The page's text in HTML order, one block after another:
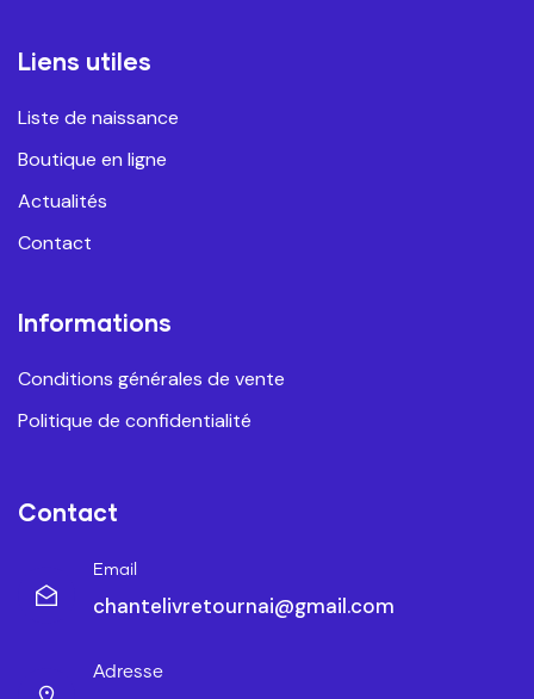
Liens utiles
Liste de naissance
Boutique en ligne
Actualités
Contact
Informations
Conditions générales de vente
Politique de confidentialité
Contact
Email
chantelivretournai@gmail.com
Adresse